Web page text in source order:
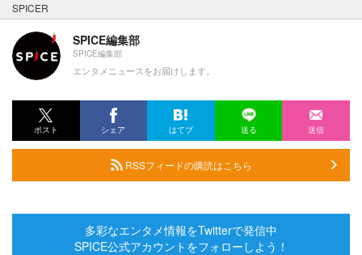
SPICER
SPICE編集部
SPICE編集部
エンタメニュースをお届けします。
ポスト シェア はてブ 送る 送信
RSSフィードの購読はこちら
多彩なエンタメ情報をTwitterで発信中
SPICE公式アカウントをフォローしよう！